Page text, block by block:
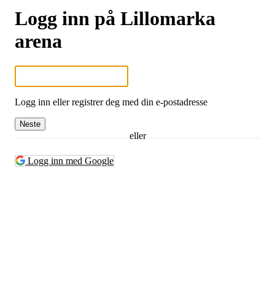
Logg inn på Lillomarka
arena
Logg inn eller registrer deg med din e-postadresse
Neste
eller
Logg inn med Google